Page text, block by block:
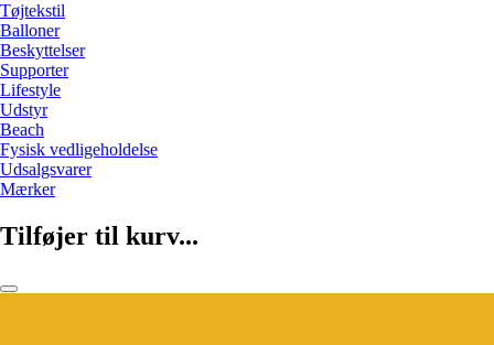
Tøjtekstil
Balloner
Beskyttelser
Supporter
Lifestyle
Udstyr
Beach
Fysisk vedligeholdelse
Udsalgsvarer
Mærker
Tilføjer til kurv...